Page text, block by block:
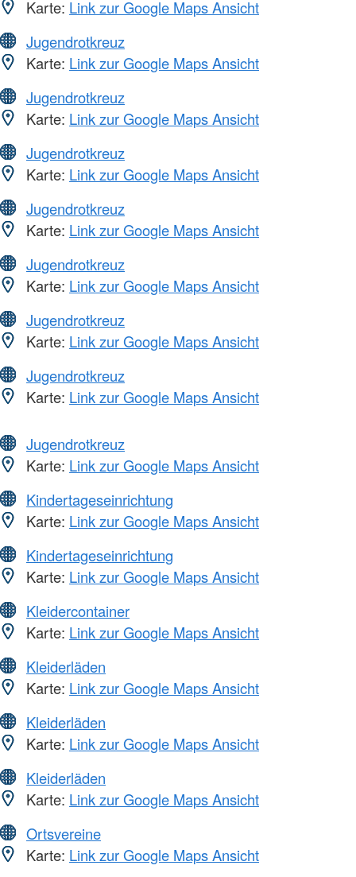
Karte: Link zur Google Maps Ansicht
Jugendrotkreuz
Karte: Link zur Google Maps Ansicht
Jugendrotkreuz
Karte: Link zur Google Maps Ansicht
Jugendrotkreuz
Karte: Link zur Google Maps Ansicht
Jugendrotkreuz
Karte: Link zur Google Maps Ansicht
Jugendrotkreuz
Karte: Link zur Google Maps Ansicht
Jugendrotkreuz
Karte: Link zur Google Maps Ansicht
Jugendrotkreuz
Karte: Link zur Google Maps Ansicht
Jugendrotkreuz
Karte: Link zur Google Maps Ansicht
Kindertageseinrichtung
Karte: Link zur Google Maps Ansicht
Kindertageseinrichtung
Karte: Link zur Google Maps Ansicht
Kleidercontainer
Karte: Link zur Google Maps Ansicht
Kleiderläden
Karte: Link zur Google Maps Ansicht
Kleiderläden
Karte: Link zur Google Maps Ansicht
Kleiderläden
Karte: Link zur Google Maps Ansicht
Ortsvereine
Karte: Link zur Google Maps Ansicht